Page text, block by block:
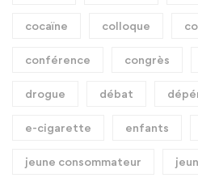
cocaïne colloque
conférence congrès
drogue débat
e-cigarette enfants
jeune consommateur